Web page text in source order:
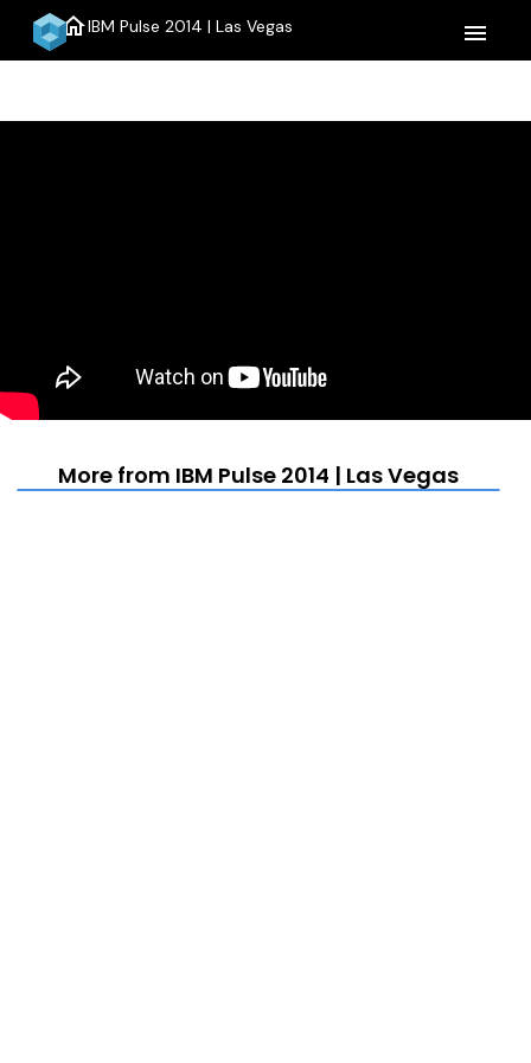
homeIBM Pulse 2014 | Las Vegas menu
More from IBM Pulse 2014 | Las Vegas